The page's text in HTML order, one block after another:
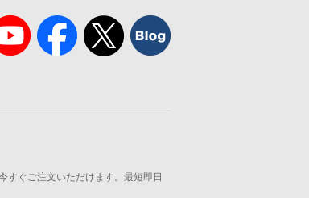
すぐご注文いただけます。最短即日